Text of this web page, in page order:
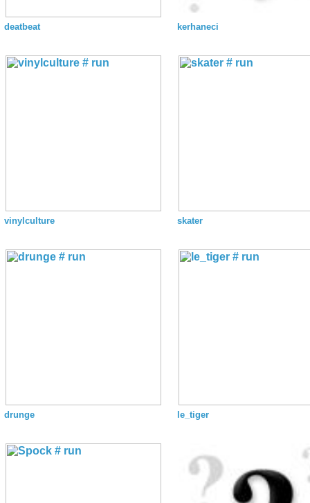
deatbeat kerhaneci
vinylculture skater
drunge le_tiger